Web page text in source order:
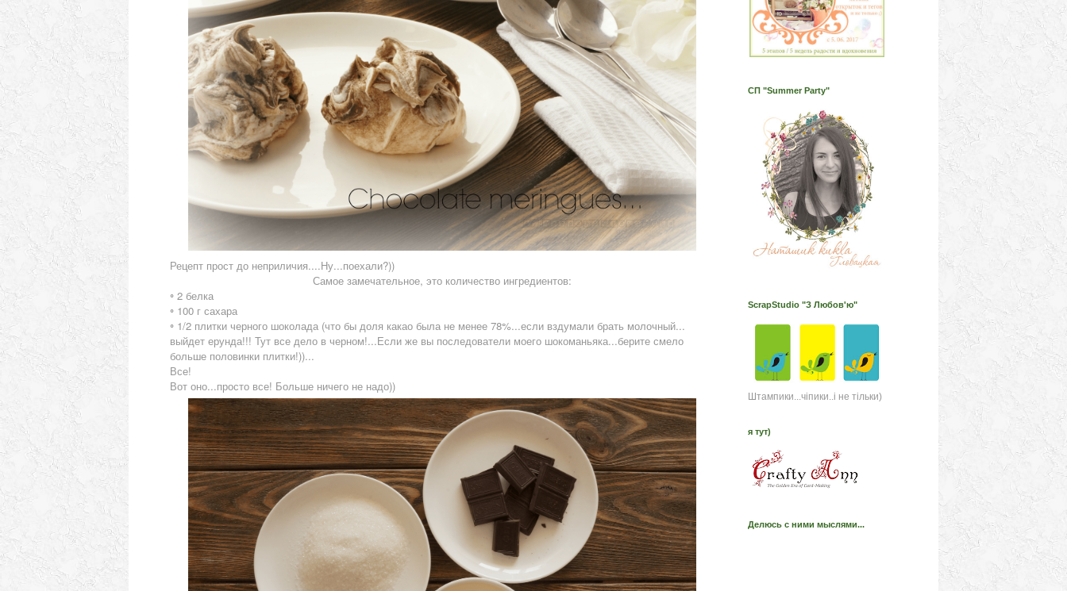
Рецепт прост до неприличия....Ну...поехали?))
Самое замечательное, это количество ингредиентов:
◦ 2 белка
◦ 100 г сахара
◦ 1/2 плитки черного шоколада (что бы доля какао была не менее 78%...если вздумали брать молочный...
выйдет ерунда!!! Тут все дело в черном!...Если же вы последователи моего шокоманьяка...берите смело
больше половинки плитки!))...
Все!
Вот оно...просто все! Больше ничего не надо))
СП "Summer Party"
ScrapStudio "З Любов'ю"
Штампики...чіпики..і не тільки)
я тут)
Делюсь с ними мыслями...